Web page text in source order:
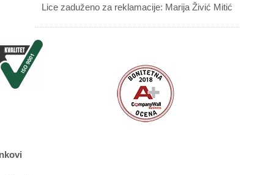
Lice zaduženo za reklamacije: Marija Živić Mitić